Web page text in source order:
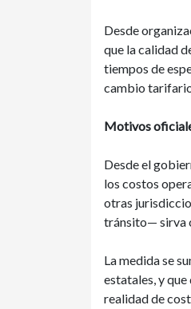
Desde
que la calidad
tiempos de
cambio
Motivos
Desde el
los costos
otras
tránsito— sirva
La medida se
estatales, y
realidad de